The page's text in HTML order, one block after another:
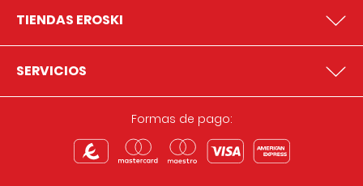
TIENDAS EROSKI
SERVICIOS
Formas de pago: